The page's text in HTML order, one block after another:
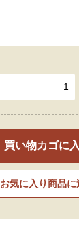
買い物カゴに
お気に入り商品に